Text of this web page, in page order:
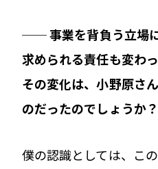
── 事業を背負う立場
求められる責任も変わ
その変化は、小野原さ
のだったのでしょうか？
僕の認識としては、こ